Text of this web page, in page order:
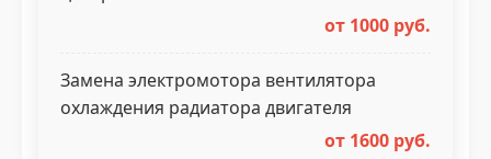
от 1000 руб.
Замена электромотора вентилятора
охлаждения радиатора двигателя
от 1600 руб.